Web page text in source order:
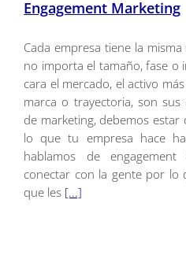
Engagement Marketing
Cada empresa tiene la
no importa el tamaño, fase o
cara el mercado, el activo
marca o trayectoria, son sus
de marketing, debemos
lo que tu empresa hace
hablamos de
conectar con la gente por lo
que les [...]